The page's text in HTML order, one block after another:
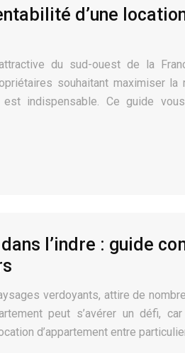
d’une
du sud-ouest de la
souhaitant maximiser la
est indispensable. Ce guide
l’indre : guide
verdoyants, attire de
peut s’avérer un défi,
d’appartement entre